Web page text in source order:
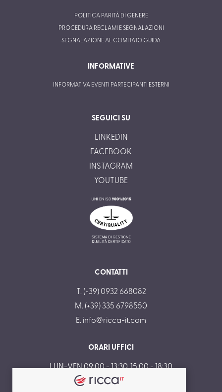
POLITICA PARITÀ DI GENERE
PROCEDURA RECLAMI E SEGNALAZIONI
SEGNALAZIONE AL COMITATO GUIDA
INFORMATIVE
INFORMATIVA EVENTI PARTECIPANTI ESTERNI
SEGUICI SU
LINKEDIN
FACEBOOK
INSTAGRAM
YOUTUBE
CONTATTI
T. (+39) 0932 668082
M. (+39) 335 6798550
E. info@ricca-it.com
ORARI UFFICI
LUN-VEN 09:00 - 13:30, 15:00 - 18:30
SAB-DOM CHIUSO